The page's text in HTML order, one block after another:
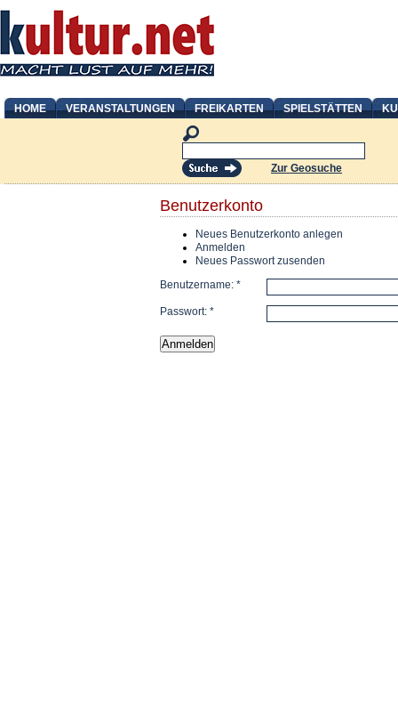
HOME VERANSTALTUNGEN FREIKARTEN SPIELSTÄTTEN
Zur Geosuche
Benutzerkonto
Neues Benutzerkonto anlegen
Anmelden
Neues Passwort zusenden
Benutzername: *
Passwort: *